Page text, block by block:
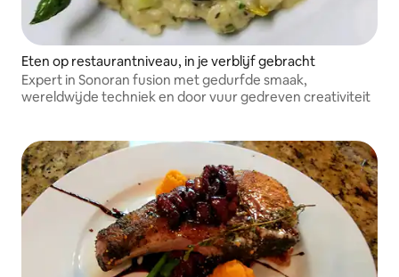
Eten op restaurantniveau, in je verblijf gebracht
Expert in Sonoran fusion met gedurfde smaak,
wereldwijde techniek en door vuur gedreven creativiteit